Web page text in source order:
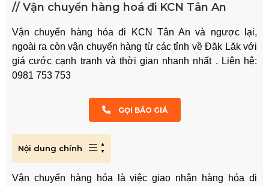
// Vận chuyển hàng hoá đi KCN Tân An
Vận chuyển hàng hóa đi KCN Tân An và ngược lại,
ngoài ra còn vận chuyển hàng từ các tỉnh về Đăk Lăk với
giá cước cạnh tranh và thời gian nhanh nhất . Liên hệ:
0981 753 753
GỌI BÁO GIÁ
Nội dung chính
Vận chuyển hàng hóa là việc giao nhận hàng hóa di